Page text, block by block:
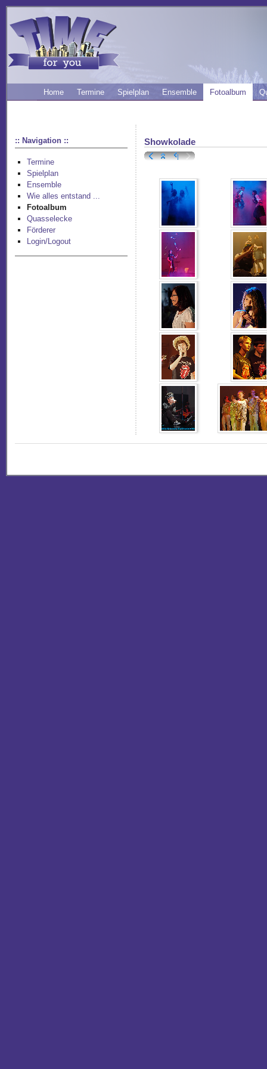
Home Termine Spielplan Ensemble Fotoalbum
:: Navigation ::
Termine
Spielplan
Ensemble
Wie alles entstand ...
Fotoalbum
Quasselecke
Förderer
Login/Logout
Showkolade